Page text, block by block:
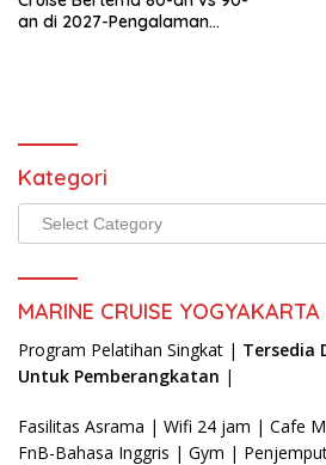
an di 2027-Pengalaman
Kategori
Kategori
MARINE CRUISE YOGYAKARTA
Program Pelatihan Singkat | Tersedia
Untuk Pemberangkatan |
Fasilitas Asrama | Wifi 24 jam | Cafe
FnB-Bahasa Inggris | Gym |